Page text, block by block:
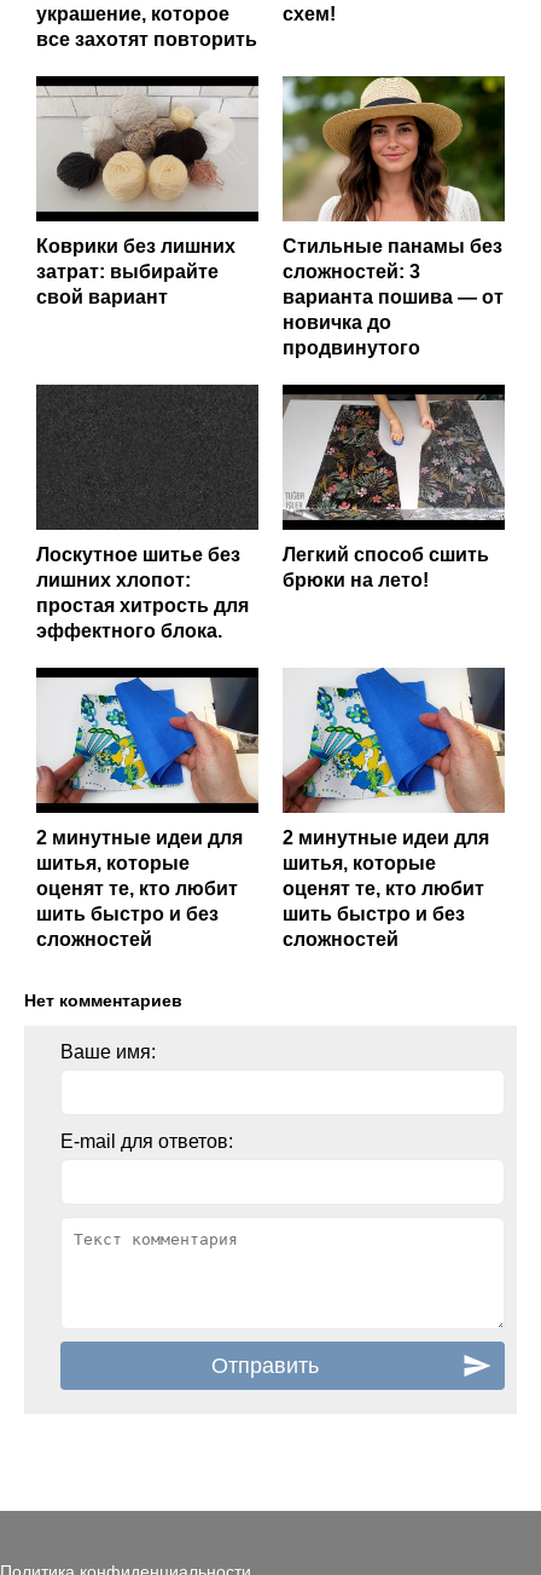
украшение, которое
все захотят повторить
схем!
Коврики без лишних
затрат: выбирайте
свой вариант
Стильные панамы без
сложностей: 3
варианта пошива — от
новичка до
продвинутого
Лоскутное шитье без
лишних хлопот:
простая хитрость для
эффектного блока.
Легкий способ сшить
брюки на лето!
2 минутные идеи для
шитья, которые
оценят те, кто любит
шить быстро и без
сложностей
2 минутные идеи для
шитья, которые
оценят те, кто любит
шить быстро и без
сложностей
Нет комментариев
Ваше имя:
E-mail для ответов: